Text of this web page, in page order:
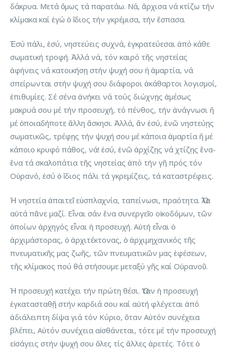
δάκρυα. Μετά ὅμως τά παρατάω. Νά, ἄρχισα νά κτίζω τήν
κλίμακα καί ἐγώ ὁ ἴδιος τήν γκρέμισα, τήν ἔσπασα.
Ἐσύ πάλι, ἐσύ, νηστεύεις συχνά, ἐγκρατεύεσαι ἀπό κάθε
σωματική τροφή. Ἀλλά νά, τόν καιρό τῆς νηστείας
ἀφήνεις νά κατοικήσῃ στήν ψυχή σου ἡ ἁμαρτία, νά
σπείρωνται στήν ψυχή σου διάφοροι ἀκάθαρτοι λογισμοί,
ἐπιθυμίες. Σέ σένα ἀνήκει νά τούς διώχνῃς ἀμέσως
μακρυά σου μέ τήν προσευχή, τό πένθος, τήν ἀνάγνωσι ἤ
μέ ὁποιαδήποτε ἄλλη ἄσκησι. Ἀλλά, ἄν ἐσύ, ἐνῶ νηστεύῃς
σωματικῶς, τρέφῃς τήν ψυχή σου μέ κάποια ἁμαρτία ἤ μέ
κάποιο κρυφό πάθος, νά! ἐσύ, ἐνῶ ἀρχίζῃς νά χτίζῃς ἕνα-
ἕνα τά σκαλοπάτια τῆς νηστείας ἀπό τήν γῆ πρός τόν
Οὐρανό, ἐσύ ὁ ἴδιος πάλι τά γκρεμίζεις, τά καταστρέφεις.
Ἡ νηστεία ἀπαιτεῖ εὐσπλαχνία, ταπείνωσι, πραότητα. Ὅλα
αὐτά πᾶνε μαζί. Εἶναι σάν ἕνα συνεργεῖο οἰκοδόμων, τῶν
ὁποίων ἀρχηγός εἶναι ἡ προσευχή. Αὐτή εἶναι ὁ
ἀρχιμάστορας, ὁ ἀρχιτέκτονας, ὁ ἀρχιμηχανικός τῆς
πνευματικῆς μας ζωῆς, τῶν πνευματικῶν μας ἐφέσεων,
τῆς κλίμακος πού θά στήσουμε μεταξύ γῆς καί Οὐρανοῦ.
Ἡ προσευχή κατέχει τήν πρώτη θέσι. Ὅταν ἡ προσευχή
ἐγκατασταθῇ στήν καρδιά σου καί αὐτή φλέγεται ἀπό
ἀδιάλειπτη δίψα γιά τόν Κύριο, ὅταν Αὐτόν συνέχεια
βλέπει, Αὐτόν συνέχεια αἰσθάνεται, τότε μέ τήν προσευχή
εἰσάγεις στήν ψυχή σου ὅλες τίς ἄλλες ἀρετές. Τότε ὁ